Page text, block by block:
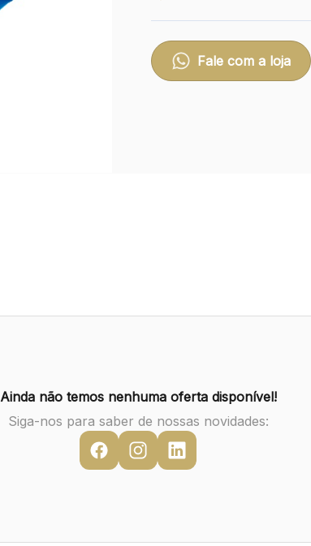
Fale com a loja
Ainda não temos nenhuma oferta disponível!
Siga-nos para saber de nossas novidades: